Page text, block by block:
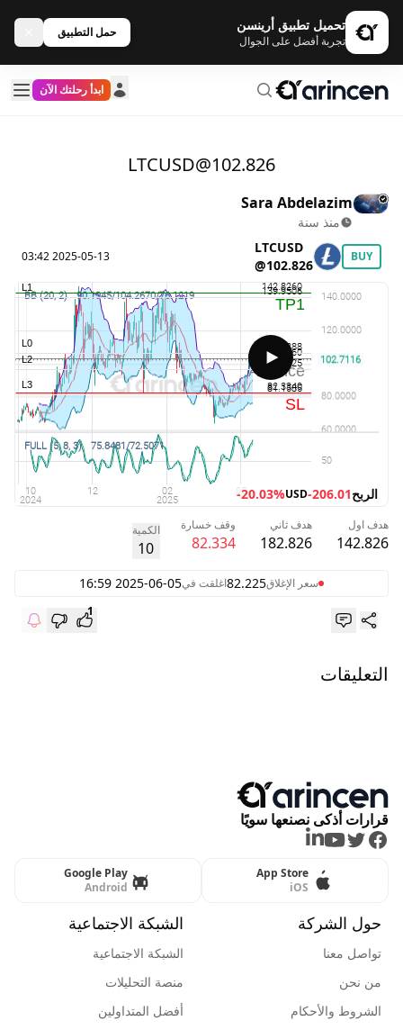
تحميل تطبيق أرينسن
تجربة أفضل على الجوال
حمل التطبيق
ابدأ رحلتك الآن
LTCUSD@102.826
Sara Abdelazim
منذ سنة
BUY
LTCUSD
@102.826
2025-05-13 03:42
الربح-206.01
USD
-20.03%
هدف اول
142.826
هدف ثاني
182.826
وقف خسارة
82.334
الكمية
10
سعر الإغلاق82.225اغلقت في2025-06-05 16:59
1
التعليقات
قرارات أذكى نصنعها سويًا
Facebook
Twitter
Youtube
LinkedIn
App Store
iOS
Google Play
Android
حول الشركة
تواصل معنا
من نحن
الشروط والأحكام
الشبكة الاجتماعية
الشبكة الاجتماعية
منصة التحليلات
أفضل المتداولين